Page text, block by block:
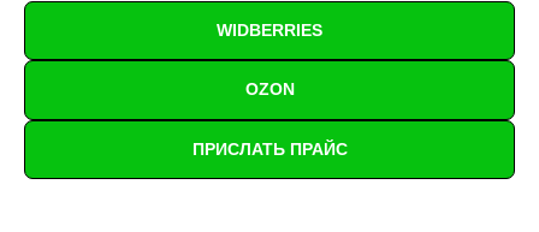
WIDBERRIES
OZON
ПРИСЛАТЬ ПРАЙС